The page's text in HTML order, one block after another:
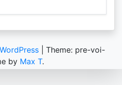
Theme: pre-voi-
by Max T.